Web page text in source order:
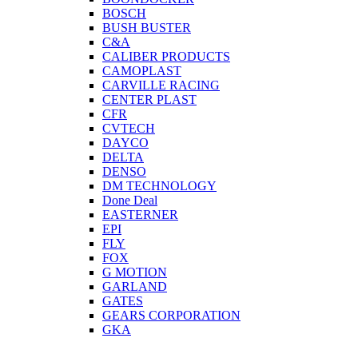
BOSCH
BUSH BUSTER
C&A
CALIBER PRODUCTS
CAMOPLAST
CARVILLE RACING
CENTER PLAST
CFR
CVTECH
DAYCO
DELTA
DENSO
DM TECHNOLOGY
Done Deal
EASTERNER
EPI
FLY
FOX
G MOTION
GARLAND
GATES
GEARS CORPORATION
GKA